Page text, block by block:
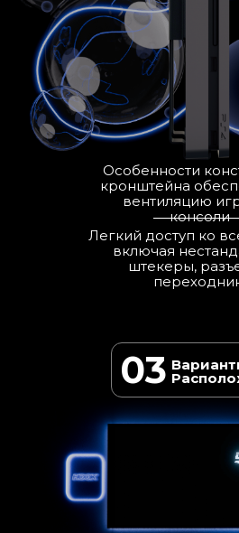
Легкий доступ ко
включая
штекеры,
Особенности
кронштейна
вентиляцию
консоли
03